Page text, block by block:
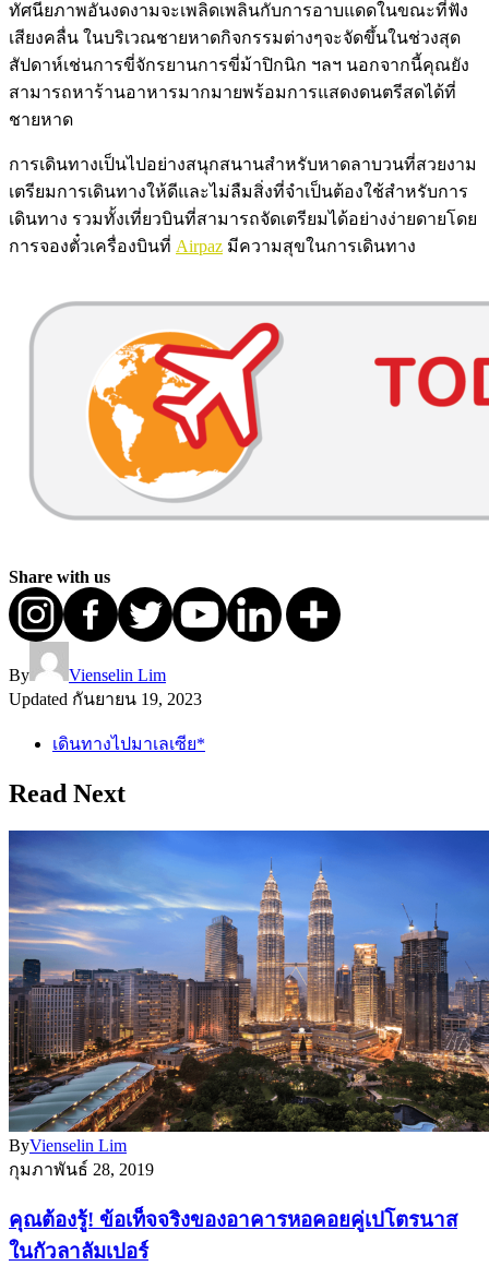
ทัศนียภาพอันงดงามจะเพลิดเพลินกับการอาบแดดในขณะที่ฟัง
เสียงคลื่น ในบริเวณชายหาดกิจกรรมต่างๆจะจัดขึ้นในช่วงสุด
สัปดาห์เช่นการขี่จักรยานการขี่ม้าปิกนิก ฯลฯ นอกจากนี้คุณยัง
สามารถหาร้านอาหารมากมายพร้อมการแสดงดนตรีสดได้ที่
ชายหาด
การเดินทางเป็นไปอย่างสนุกสนานสำหรับหาดลาบวนที่สวยงาม
เตรียมการเดินทางให้ดีและไม่ลืมสิ่งที่จำเป็นต้องใช้สำหรับการ
เดินทาง รวมทั้งเที่ยวบินที่สามารถจัดเตรียมได้อย่างง่ายดายโดย
การจองตั๋วเครื่องบินที่ Airpaz มีความสุขในการเดินทาง
Share with us
By
Vienselin Lim
Updated กันยายน 19, 2023
เดินทางไปมาเลเซีย*
Read Next
ByVienselin Lim
กุมภาพันธ์ 28, 2019
คุณต้องรู้! ข้อเท็จจริงของอาคารหอคอยคู่เปโตรนาส
ในกัวลาลัมเปอร์